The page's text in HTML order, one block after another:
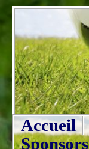
Accueil
Sponsors